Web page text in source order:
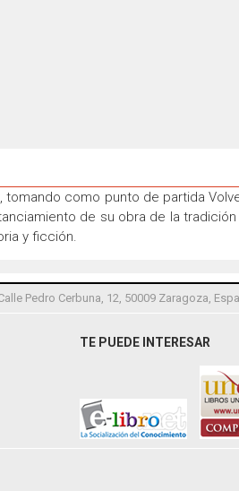
como punto de partida
de su obra de la
y ficción.
Pedro Cerbuna, 12, 50009 Zaragoza,
TE PUEDE INTERESAR